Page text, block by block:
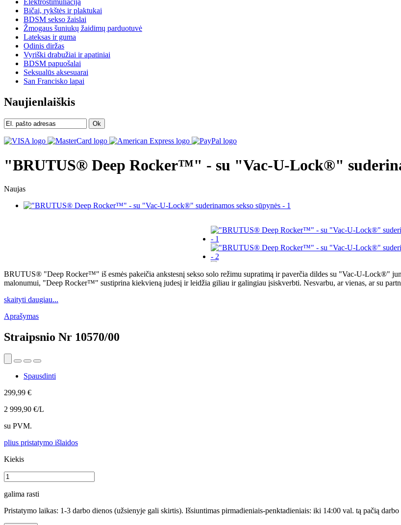
Elektrostimuliacija
Bičai, rykštės ir plaktukai
BDSM sekso žaislai
Žmogaus šuniukų žaidimų parduotuvė
Lateksas ir guma
Odinis diržas
Vyriški drabužiai ir apatiniai
BDSM papuošalai
Seksualūs aksesuarai
San Francisko lapai
Naujienlaiškis
Ok
"BRUTUS® Deep Rocker™" - su "Vac-U-Lock®"
Naujas
BRUTUS® "Deep Rocker™" iš esmės pakeičia ankstesnį sekso solo režimu supratimą ir paverčia dildes su "Vac-U-Lock®"
malonumui, "Deep Rocker™" sustiprina kiekvieną judesį ir leidžia giliau ir galingiau įsiskverbti. Nesvarbu, ar vienas, ar su
skaityti daugiau...
Aprašymas
Straipsnio Nr 10570/00
Spausdinti
299,99 €
2 999,90 €/L
su PVM.
plius pristatymo išlaidos
Kiekis
galima rasti
Pristatymo laikas: 1-3 darbo dienos (užsienyje gali skirtis). Išsiuntimas pirmadieniais-penktadieniais: iki 14:00 val. tą pačią darbo